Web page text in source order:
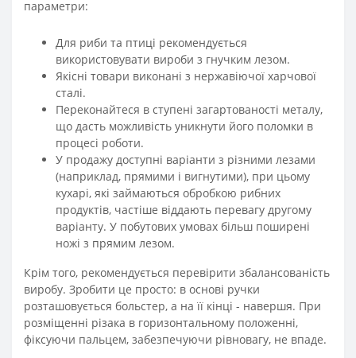
параметри:
Для риби та птиці рекомендується
використовувати вироби з гнучким лезом.
Якісні товари виконані з нержавіючої харчової
сталі.
Переконайтеся в ступені загартованості металу,
що дасть можливість уникнути його поломки в
процесі роботи.
У продажу доступні варіанти з різними лезами
(наприклад, прямими і вигнутими), при цьому
кухарі, які займаються обробкою рибних
продуктів, частіше віддають перевагу другому
варіанту. У побутових умовах більш поширені
ножі з прямим лезом.
Крім того, рекомендується перевірити збалансованість
виробу. Зробити це просто: в основі ручки
розташовується больстер, а на її кінці - навершя. При
розміщенні різака в горизонтальному положенні,
фіксуючи пальцем, забезпечуючи рівновагу, не впаде.